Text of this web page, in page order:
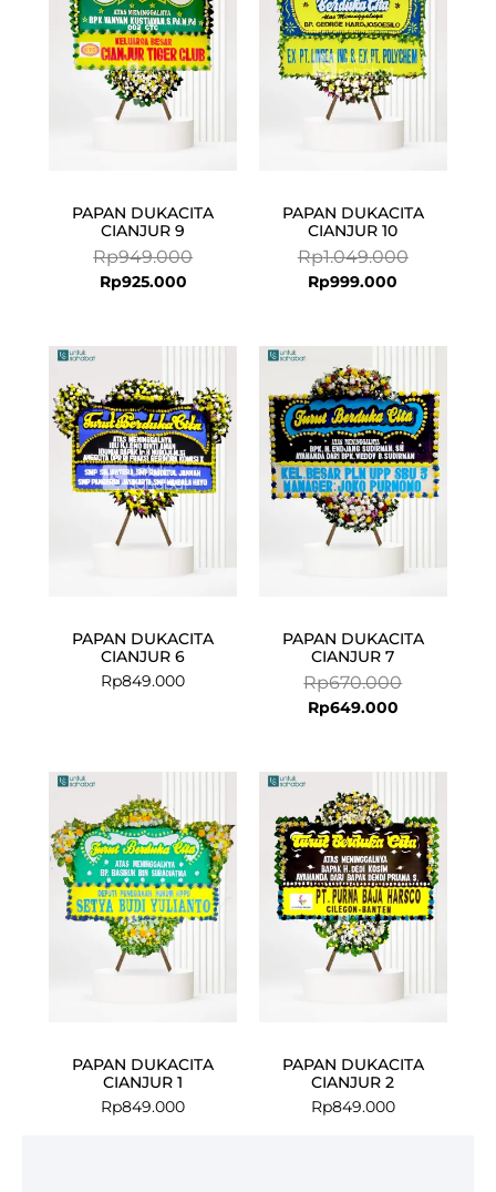
PAPAN DUKACITA
CIANJUR 9
Rp949.000
Rp925.000
PAPAN DUKACITA
CIANJUR 10
Rp1.049.000
Rp999.000
PAPAN DUKACITA
CIANJUR 6
Rp849.000
PAPAN DUKACITA
CIANJUR 7
Rp670.000
was:
Rp670.000.
Rp649.000
is:
Rp649.000.
PAPAN DUKACITA
CIANJUR 1
Rp849.000
PAPAN DUKACITA
CIANJUR 2
Rp849.000